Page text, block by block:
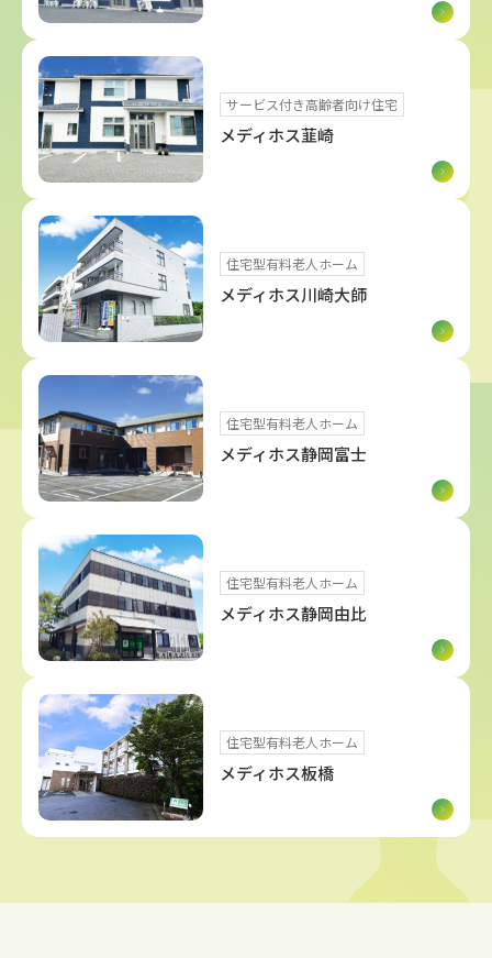
サービス付き高齢者向け住宅
メディホス韮崎
住宅型有料老人ホーム
メディホス川崎大師
住宅型有料老人ホーム
メディホス静岡富士
住宅型有料老人ホーム
メディホス静岡由比
住宅型有料老人ホーム
メディホス板橋